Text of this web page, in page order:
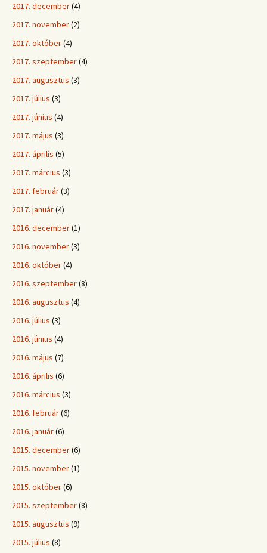
2017. december(4)
2017. november(2)
2017. október(4)
2017. szeptember(4)
2017. augusztus (3)
2017. július (3)
2017. június (4)
2017. május (3)
2017. április (5)
2017. március (3)
2017. február(3)
2017. január(4)
2016. december(1)
2016. november(3)
2016. október(4)
2016. szeptember(8)
2016. augusztus (4)
2016. július (3)
2016. június (4)
2016. május (7)
2016. április (6)
2016. március (3)
2016. február(6)
2016. január(6)
2015. december(6)
2015. november(1)
2015. október(6)
2015. szeptember(8)
2015. augusztus (9)
2015. július (8)